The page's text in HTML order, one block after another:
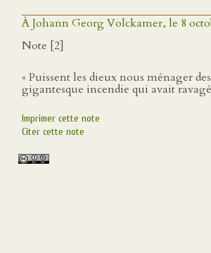
À Johann Georg Volckamer, le 8
Note [2]
« Puissent les dieux nous ménager
gigantesque incendie qui avait
Imprimer cette note
Citer cette note